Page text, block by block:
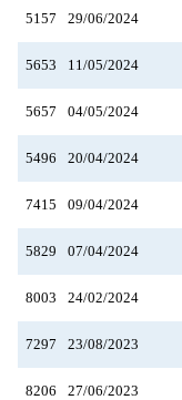
29/06/2024
5157
11/05/2024
5653
04/05/2024
5657
20/04/2024
5496
09/04/2024
7415
07/04/2024
5829
24/02/2024
8003
23/08/2023
7297
27/06/2023
8206